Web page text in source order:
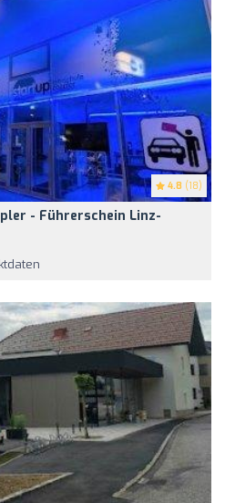
4.8 (18)
- Führerschein Linz-